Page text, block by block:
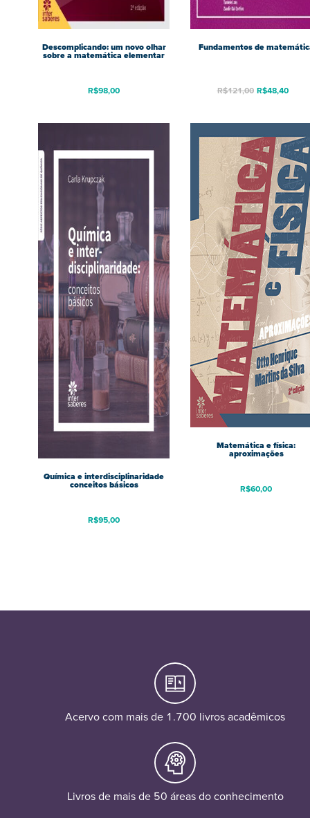
Descomplicando: um novo olhar
sobre a matemática elementar
R$98,00
Fundamentos de
R$121,00 R$48,40
Química e interdisciplinaridade
conceitos básicos
R$95,00
Matemática e física:
aproximações
R$60,00
Acervo com mais de 1.700 livros acadêmicos
Livros de mais de 50 áreas do conhecimento